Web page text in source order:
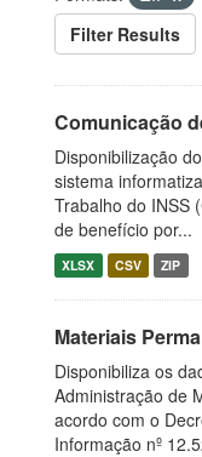
Filter Results
Comunicação
Disponibilização
sistema
Trabalho do INSS
de benefício por...
XLSX CSV ZIP
Materiais
Disponibiliza os
Administração de
acordo com o
Informação nº